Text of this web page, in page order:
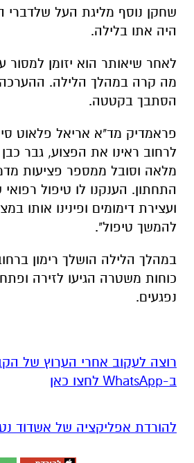
שחקן נוסף מליגת העל
היה אתו בלילה.
לאחר שיאותר הוא יזומן למסור
מה קרה במהלך הלילה.
הסתבך בקטטה.
פראמדיק מד"א אריאל פלאוט
מלאה וסובל ממספר פציעות
התחתון. הענקנו לו טיפול
ועצירת דימומים ופינינו אותו
להמשך טיפול".
במהלך הלילה הושלך רימון
כוחות משטרה הגיעו לזירה
נפגעים.
רוצה לעקוב אחרי הערוץ של
ב-WhatsApp לחצו כאן
להורדת אפליקציה של אשדוד